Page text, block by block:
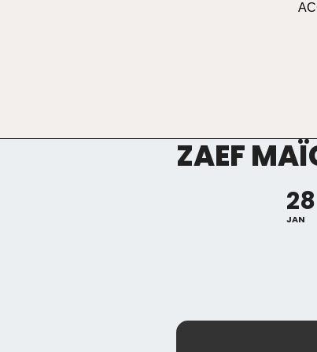
ZAEF
28
JAN